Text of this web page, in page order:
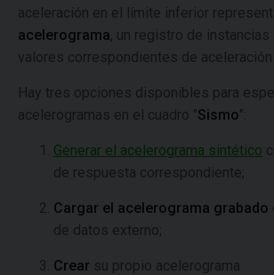
aceleración en el límite inferior
acelerograma, un registro de
valores correspondientes de aceleración
Hay tres opciones disponibles para
acelerogramas en el cuadro "Sismo":
Generar el acelerograma sintético
de respuesta correspondiente;
Cargar el acelerograma grabado
de datos externo;
Crear su propio acelerograma